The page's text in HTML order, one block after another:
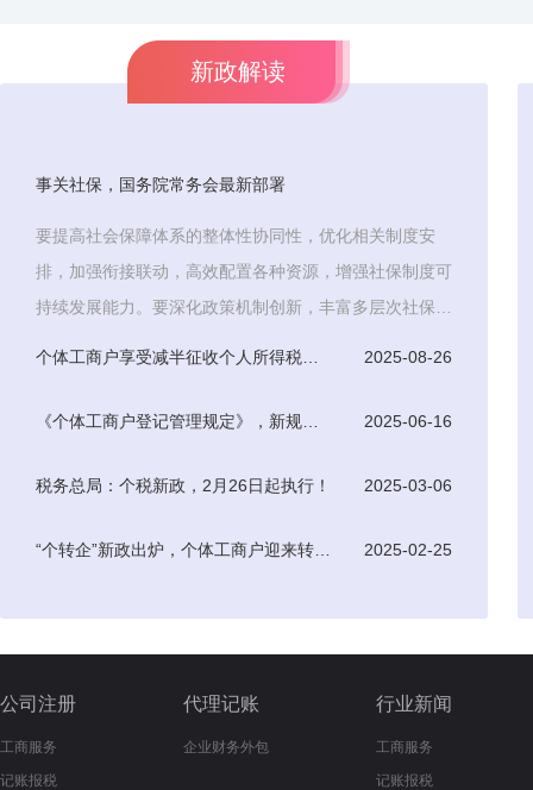
事关社保，国务院常务会最新部署
要提高社会保障体系的整体性协同性，优化相关制度安
排，加强衔接联动，高效配置各种资源，增强社保制度可
持续发展能力。要深化政策机制创新，丰富多层次社保体
个体工商户享受减半征收个人所得税优惠条件 2025-08-26
《个体工商户登记管理规定》，新规于7月15日起正式实施 2025-06-16
税务总局：个税新政，2月26日起执行！ 2025-03-06
“个转企”新政出炉，个体工商户迎来转型升级新机遇 2025-02-25
新政解读
公司注册
工商服务
记账报税
代理记账
企业财务外包
行业新闻
工商服务
记账报税